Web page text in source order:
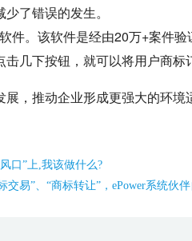
了错误的发生。
件。该软件是经由20万+案件
几下按钮，就可以将用户商
，推动企业形成更强大的环境
口”上,我该做什么?
交易”、“商标转让”，ePower系统伙